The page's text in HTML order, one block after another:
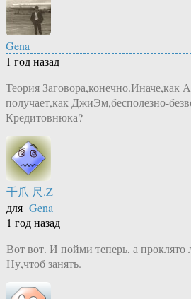
Gena
1 год назад
Теория Заговора,конечно.Иначе,как
получает,как ДжиЭм,бесполезно-
Кредитовнюка?
千爪 尺.Z
для Gena
1 год назад
Вот вот. И пойми теперь, а проклято
Ну,чтоб занять.